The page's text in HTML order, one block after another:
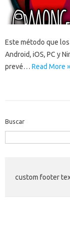
Este método que
Android, iOS, PC y
prevé… Read More »
Buscar
custom footer